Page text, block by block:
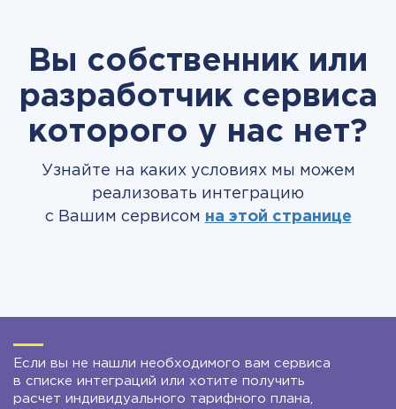
Вы собственник или
разработчик сервиса
которого у нас нет?
Узнайте на каких условиях мы можем
реализовать интеграцию
с Вашим сервисом на этой странице
Если вы не нашли необходимого вам сервиса
в списке интеграций или хотите получить
расчет индивидуального тарифного плана,